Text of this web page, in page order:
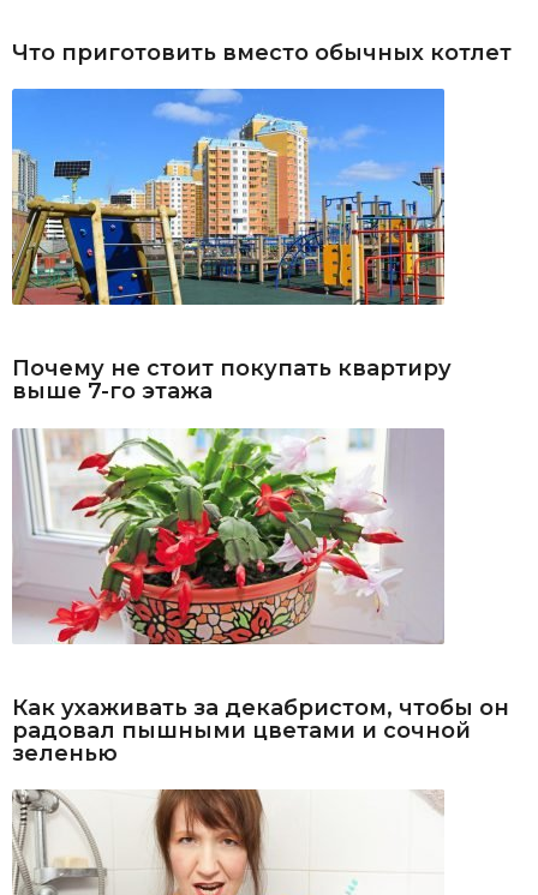
Что приготовить вместо обычных котлет
Почему не стоит покупать квартиру
выше 7-го этажа
Как ухаживать за декабристом, чтобы он
радовал пышными цветами и сочной
зеленью